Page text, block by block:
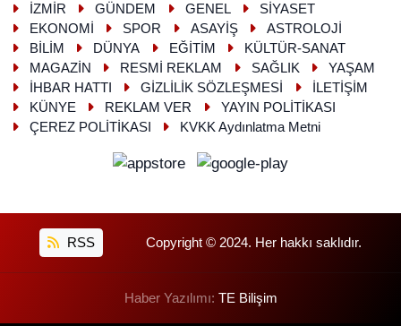
İZMİR GÜNDEM GENEL
SİYASET
EKONOMİ
SPOR ASAYİŞ
ASTROLOJİ
BİLİM
DÜNYA EĞİTİM
KÜLTÜR-SANAT
MAGAZİN
RESMİ REKLAM SAĞLIK
YAŞAM
İHBAR HATTI
GİZLİLİK SÖZLEŞMESİ
İLETİŞİM
KÜNYE
REKLAM VER
YAYIN POLİTİKASI
ÇEREZ POLİTİKASI
KVKK Aydınlatma Metni
RSS Copyright © 2024. Her hakkı saklıdır.
Haber Yazılımı: TE Bilişim